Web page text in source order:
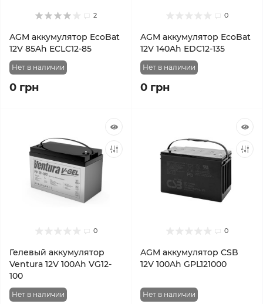
2
AGM аккумулятор EcoBat
12V 85Ah ECLC12-85
Нет в наличии
0 грн
0
AGM аккумулятор EcoBat
12V 140Ah EDC12-135
Нет в наличии
0 грн
0
Гелевый аккумулятор
Ventura 12V 100Ah VG12-
100
Нет в наличии
0
AGM аккумулятор CSB
12V 100Ah GPL121000
Нет в наличии